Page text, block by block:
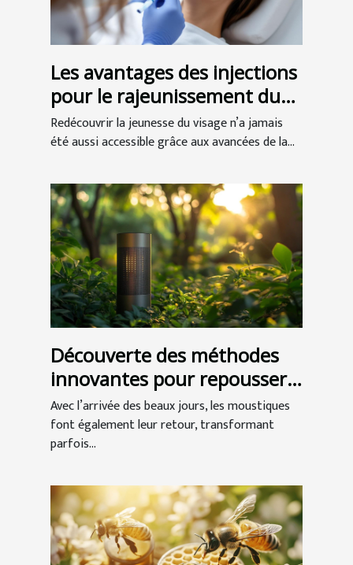
Les avantages des injections
pour le rajeunissement du
visage
Redécouvrir la jeunesse du visage n’a jamais
été aussi accessible grâce aux avancées de la...
Découverte des méthodes
innovantes pour repousser
les moustiques
Avec l’arrivée des beaux jours, les moustiques
font également leur retour, transformant
parfois...